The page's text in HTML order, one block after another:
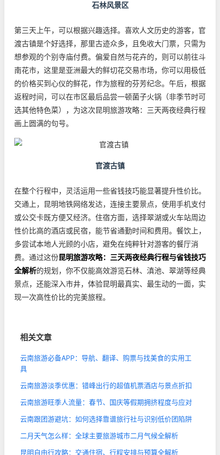
石林风景区
第三天上午，可以根据兴趣选择。喜欢人文历史的游客，官
渡古镇是个好选择，那里古迹众多，且免收大门票，只需为
想参观的个别寺庙付费。偏爱自然与花卉的，则可以前往斗
南花市，这里是亚洲最大的鲜切花交易市场，你可以用极低
的价格买到心仪的鲜花，作为旅程的芬芳纪念。午后，根据
返程时间，可以在市区最后品尝一顿菌子火锅（非季节时可
选其他特色菜），为这次昆明旅游攻略：三天两夜经典行程
画上圆满的句号。
官渡古镇
在整个行程中，灵活运用一些省钱技巧能显著提升性价比。
交通上，昆明地铁网络发达，连接主要景点，使用手机支付
或公交卡既方便又经济。住宿方面，选择翠湖或火车站周边
性价比高的酒店或民宿，能节省通勤时间和费用。餐饮上，
多尝试本地人光顾的小店，避免在纯粹针对游客的餐厅消
费。通过这份昆明旅游攻略：三天两夜经典行程与省钱技巧
全解析的规划，你不仅能高效游览石林、滇池、翠湖等经典
景点，还能深入市井，体验昆明最真实、最生动的一面，实
现一次高性价比的完美旅程。
相关文章
云南旅游必备APP：导航、翻译、购票与找美食的实用工
具
云南旅游淡季优惠：错峰出行的超值机票酒店与景点折扣
云南旅游旺季人流量：春节、国庆等假期拥挤程度与应对
云南跟团游避坑：如何选择靠谱旅行社与识别低价团陷阱
二月天气怎么样：全球主要旅游城市二月气候全解析
昆明自由行攻略：交通住宿、行程安排与预算全解析